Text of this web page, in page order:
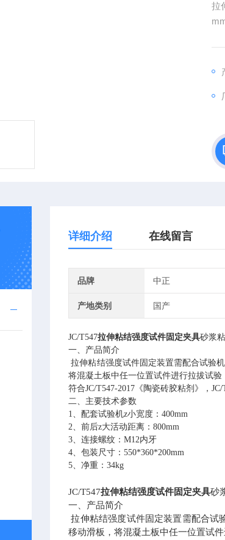
拉
详细介绍 在线留言
品牌 中正
产地类别 国产
JC/T547拉伸粘结强度试件固定夹具砂浆
一、产品简介
拉伸粘结强度试件固定装置需配合试验
将混凝土板中任一位置试件进行拉拔试验
符合JC/T547-2017《陶瓷砖胶粘剂》，
二、主要技术参数
1、配套试验机z小宽度：400mm
2、前后z大活动距离：800mm
3、连接螺纹：M12内牙
4、包装尺寸：550*360*200mm
5、净重：34kg
JC/T547拉伸粘结强度试件固定夹具砂
一、产品简介
拉伸粘结强度试件固定装置需配合试
移动滑板，将混凝土板中任一位置试